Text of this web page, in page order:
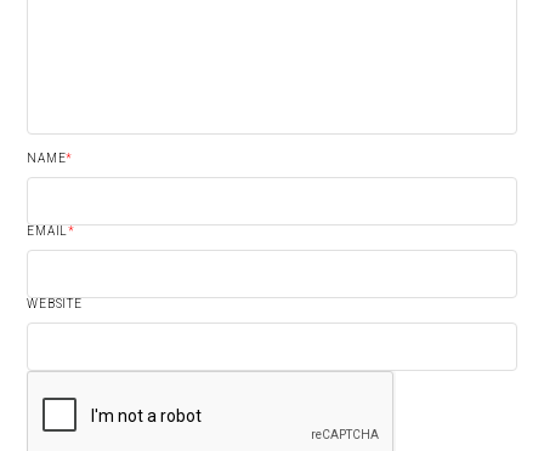
NAME*
EMAIL*
WEBSITE